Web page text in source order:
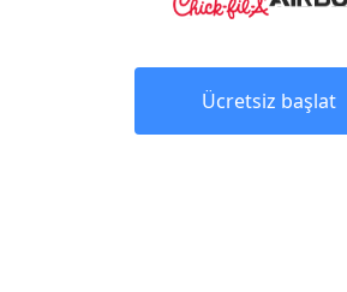
Ücretsiz başlat